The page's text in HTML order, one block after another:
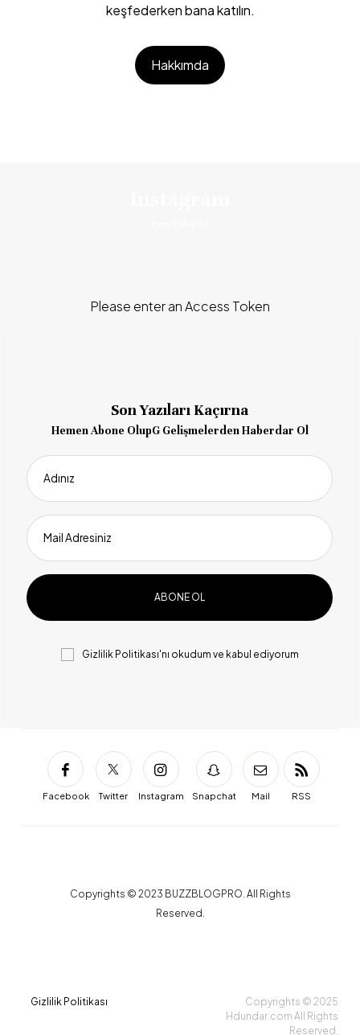
keşfederken bana katılın.
Hakkımda
Please enter an Access Token
Son Yazıları Kaçırna
Hemen Abone OlupG Gelişmelerden Haberdar Ol
Adınız
Mail Adresiniz
Gizlilik Politikası'nı okudum ve kabul ediyorum
Facebook Twitter Instagram Snapchat Mail RSS
Copyrights © 2023 BUZZBLOGPRO. All Rights
Reserved.
Gizlilik Politikası
Copyrights © 2025
Hdundar.com All Rights
Reserved.